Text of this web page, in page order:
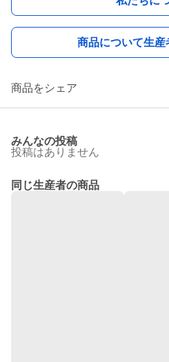
商品について生産
商品をシェア
みんなの投稿
投稿はありません
同じ生産者の商品